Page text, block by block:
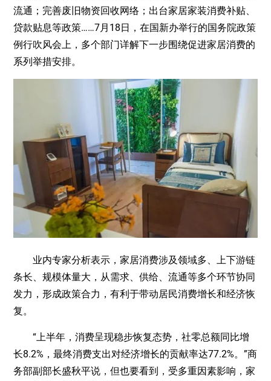
流通；完善废旧物资回收网络；出台家居家装消费补贴、
贷款贴息等政策……7月18日，在国新办举行的国务院政策
例行吹风会上，多个部门详解下一步围绕促进家居消费的
系列举措安排。
业内专家分析表示，家居消费涉及领域多、上下游链
条长、规模体量大，从需求、供给、流通等多个环节协同
发力，形成政策合力，有利于带动居民消费增长和经济恢
复。
“上半年，消费呈现稳步恢复态势，社零总额同比增
长8.2%，最终消费支出对经济增长的贡献率达77.2%。”商
务部副部长盛秋平说，但也要看到，受多重因素影响，家